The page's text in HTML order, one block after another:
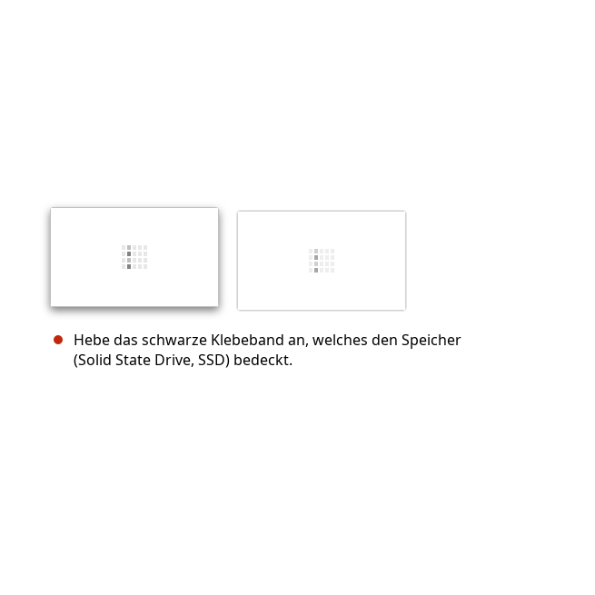
Hebe das schwarze Klebeband an, welches den Speicher
(Solid State Drive, SSD) bedeckt.